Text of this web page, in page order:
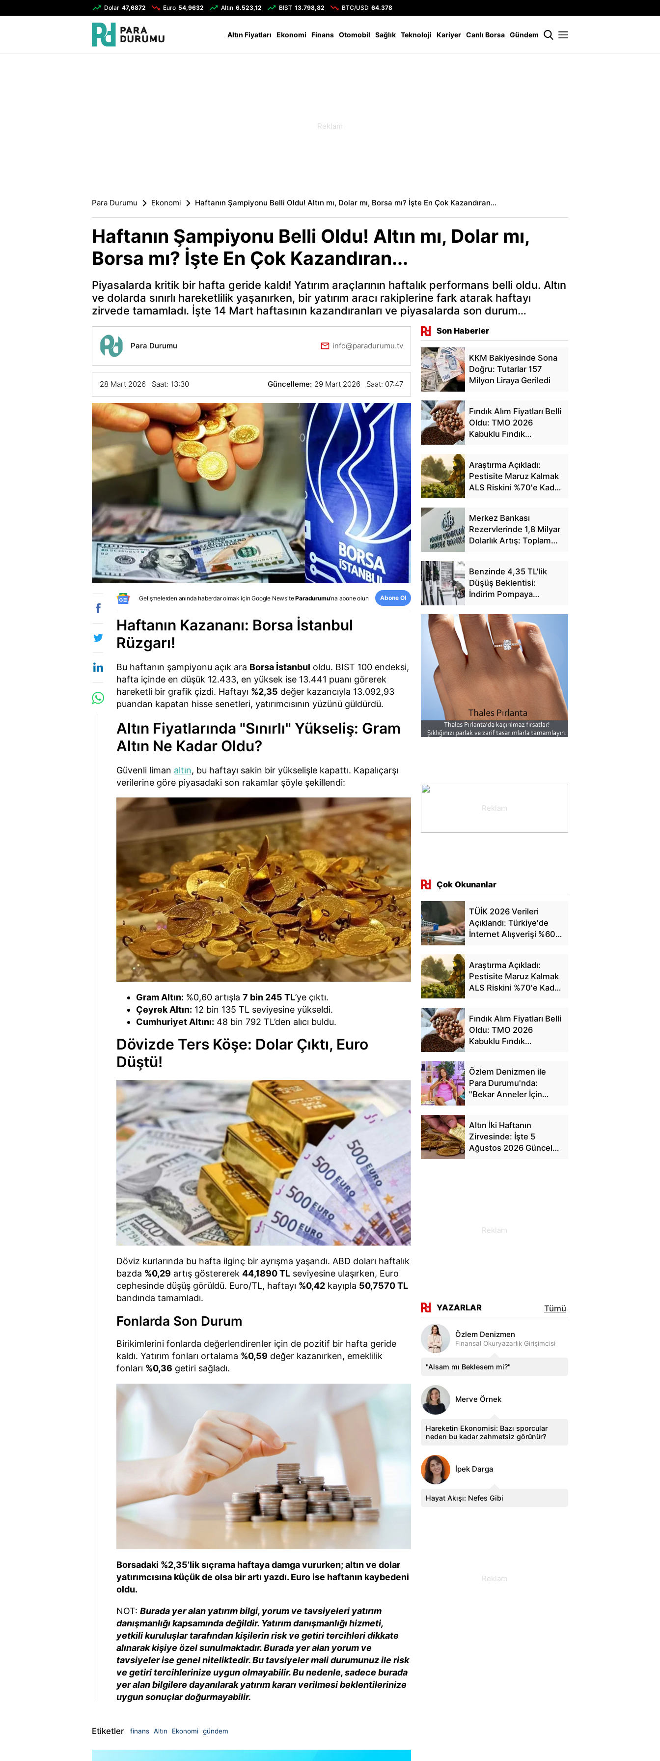
Dolar 47,6872 Euro 54,9632 Altın 6.523,12 BIST 13.798,82 BTC/USD 64.378
Altın Fiyatları Ekonomi Finans Otomobil Sağlık Teknoloji Kariyer Canlı Borsa Gündem
Para Durumu Ekonomi Haftanın Şampiyonu Belli Oldu! Altın mı, Dolar mı, Borsa mı? İşte En Çok Kazandıran...
Haftanın Şampiyonu Belli Oldu! Altın mı, Dolar mı,
Borsa mı? İşte En Çok Kazandıran...
Piyasalarda kritik bir hafta geride kaldı! Yatırım araçlarının haftalık performans belli oldu. Altın
ve dolarda sınırlı hareketlilik yaşanırken, bir yatırım aracı rakiplerine fark atarak haftayı
zirvede tamamladı. İşte 14 Mart haftasının kazandıranları ve piyasalarda son durum…
Para Durumu info@paradurumu.tv
28 Mart 2026 Saat: 13:30 Güncelleme: 29 Mart 2026 Saat: 07:47
Gelişmelerden anında haberdar olmak içinGoogle News'teParadurumu'na abone olun Abone Ol
Haftanın Kazananı: Borsa İstanbul
Rüzgarı!
Bu haftanın şampiyonu açık ara Borsa İstanbul oldu. BIST 100 endeksi,
hafta içinde en düşük 12.433, en yüksek ise 13.441 puanı görerek
hareketli bir grafik çizdi. Haftayı %2,35 değer kazancıyla 13.092,93
puandan kapatan hisse senetleri, yatırımcısının yüzünü güldürdü.
Altın Fiyatlarında "Sınırlı" Yükseliş: Gram
Altın Ne Kadar Oldu?
Güvenli liman altın, bu haftayı sakin bir yükselişle kapattı. Kapalıçarşı
verilerine göre piyasadaki son rakamlar şöyle şekillendi:
Gram Altın: %0,60 artışla 7 bin 245 TL’ye çıktı.
Çeyrek Altın: 12 bin 135 TL seviyesine yükseldi.
Cumhuriyet Altını: 48 bin 792 TL’den alıcı buldu.
Dövizde Ters Köşe: Dolar Çıktı, Euro
Düştü!
Döviz kurlarında bu hafta ilginç bir ayrışma yaşandı. ABD doları haftalık
bazda %0,29 artış göstererek 44,1890 TL seviyesine ulaşırken, Euro
cephesinde düşüş görüldü. Euro/TL, haftayı %0,42 kayıpla 50,7570 TL
bandında tamamladı.
Fonlarda Son Durum
Birikimlerini fonlarda değerlendirenler için de pozitif bir hafta geride
kaldı. Yatırım fonları ortalama %0,59 değer kazanırken, emeklilik
fonları %0,36 getiri sağladı.
Borsadaki %2,35’lik sıçrama haftaya damga vururken; altın ve dolar
yatırımcısına küçük de olsa bir artı yazdı. Euro ise haftanın kaybedeni
oldu.
NOT: Burada yer alan yatırım bilgi, yorum ve tavsiyeleri yatırım
danışmanlığı kapsamında değildir. Yatırım danışmanlığı hizmeti,
yetkili kuruluşlar tarafından kişilerin risk ve getiri tercihleri dikkate
alınarak kişiye özel sunulmaktadır. Burada yer alan yorum ve
tavsiyeler ise genel niteliktedir. Bu tavsiyeler mali durumunuz ile risk
ve getiri tercihlerinize uygun olmayabilir. Bu nedenle, sadece burada
yer alan bilgilere dayanılarak yatırım kararı verilmesi beklentilerinize
uygun sonuçlar doğurmayabilir.
Etiketler finans Altın Ekonomi gündem
Son Haberler
KKM Bakiyesinde Sona
Doğru: Tutarlar 157
Milyon Liraya Geriledi
Fındık Alım Fiyatları Belli
Oldu: TMO 2026
Kabuklu Fındık
Araştırma Açıkladı:
Pestisite Maruz Kalmak
ALS Riskini %70'e Kadar
Merkez Bankası
Rezervlerinde 1,8 Milyar
Dolarlık Artış: Toplam
Benzinde 4,35 TL'lik
Düşüş Beklentisi:
İndirim Pompaya
Çok Okunanlar
TÜİK 2026 Verileri
Açıklandı: Türkiye'de
İnternet Alışverişi %60'a
Araştırma Açıkladı:
Pestisite Maruz Kalmak
ALS Riskini %70'e Kadar
Fındık Alım Fiyatları Belli
Oldu: TMO 2026
Kabuklu Fındık
Özlem Denizmen ile
Para Durumu'nda:
"Bekar Anneler İçin
Altın İki Haftanın
Zirvesinde: İşte 5
Ağustos 2026 Güncel
YAZARLAR Tümü
Özlem Denizmen
Finansal Okuryazarlık Girişimcisi
"Alsam mı Beklesem mi?"
Merve Örnek
Hareketin Ekonomisi: Bazı sporcular
neden bu kadar zahmetsiz görünür?
İpek Darga
Hayat Akışı: Nefes Gibi